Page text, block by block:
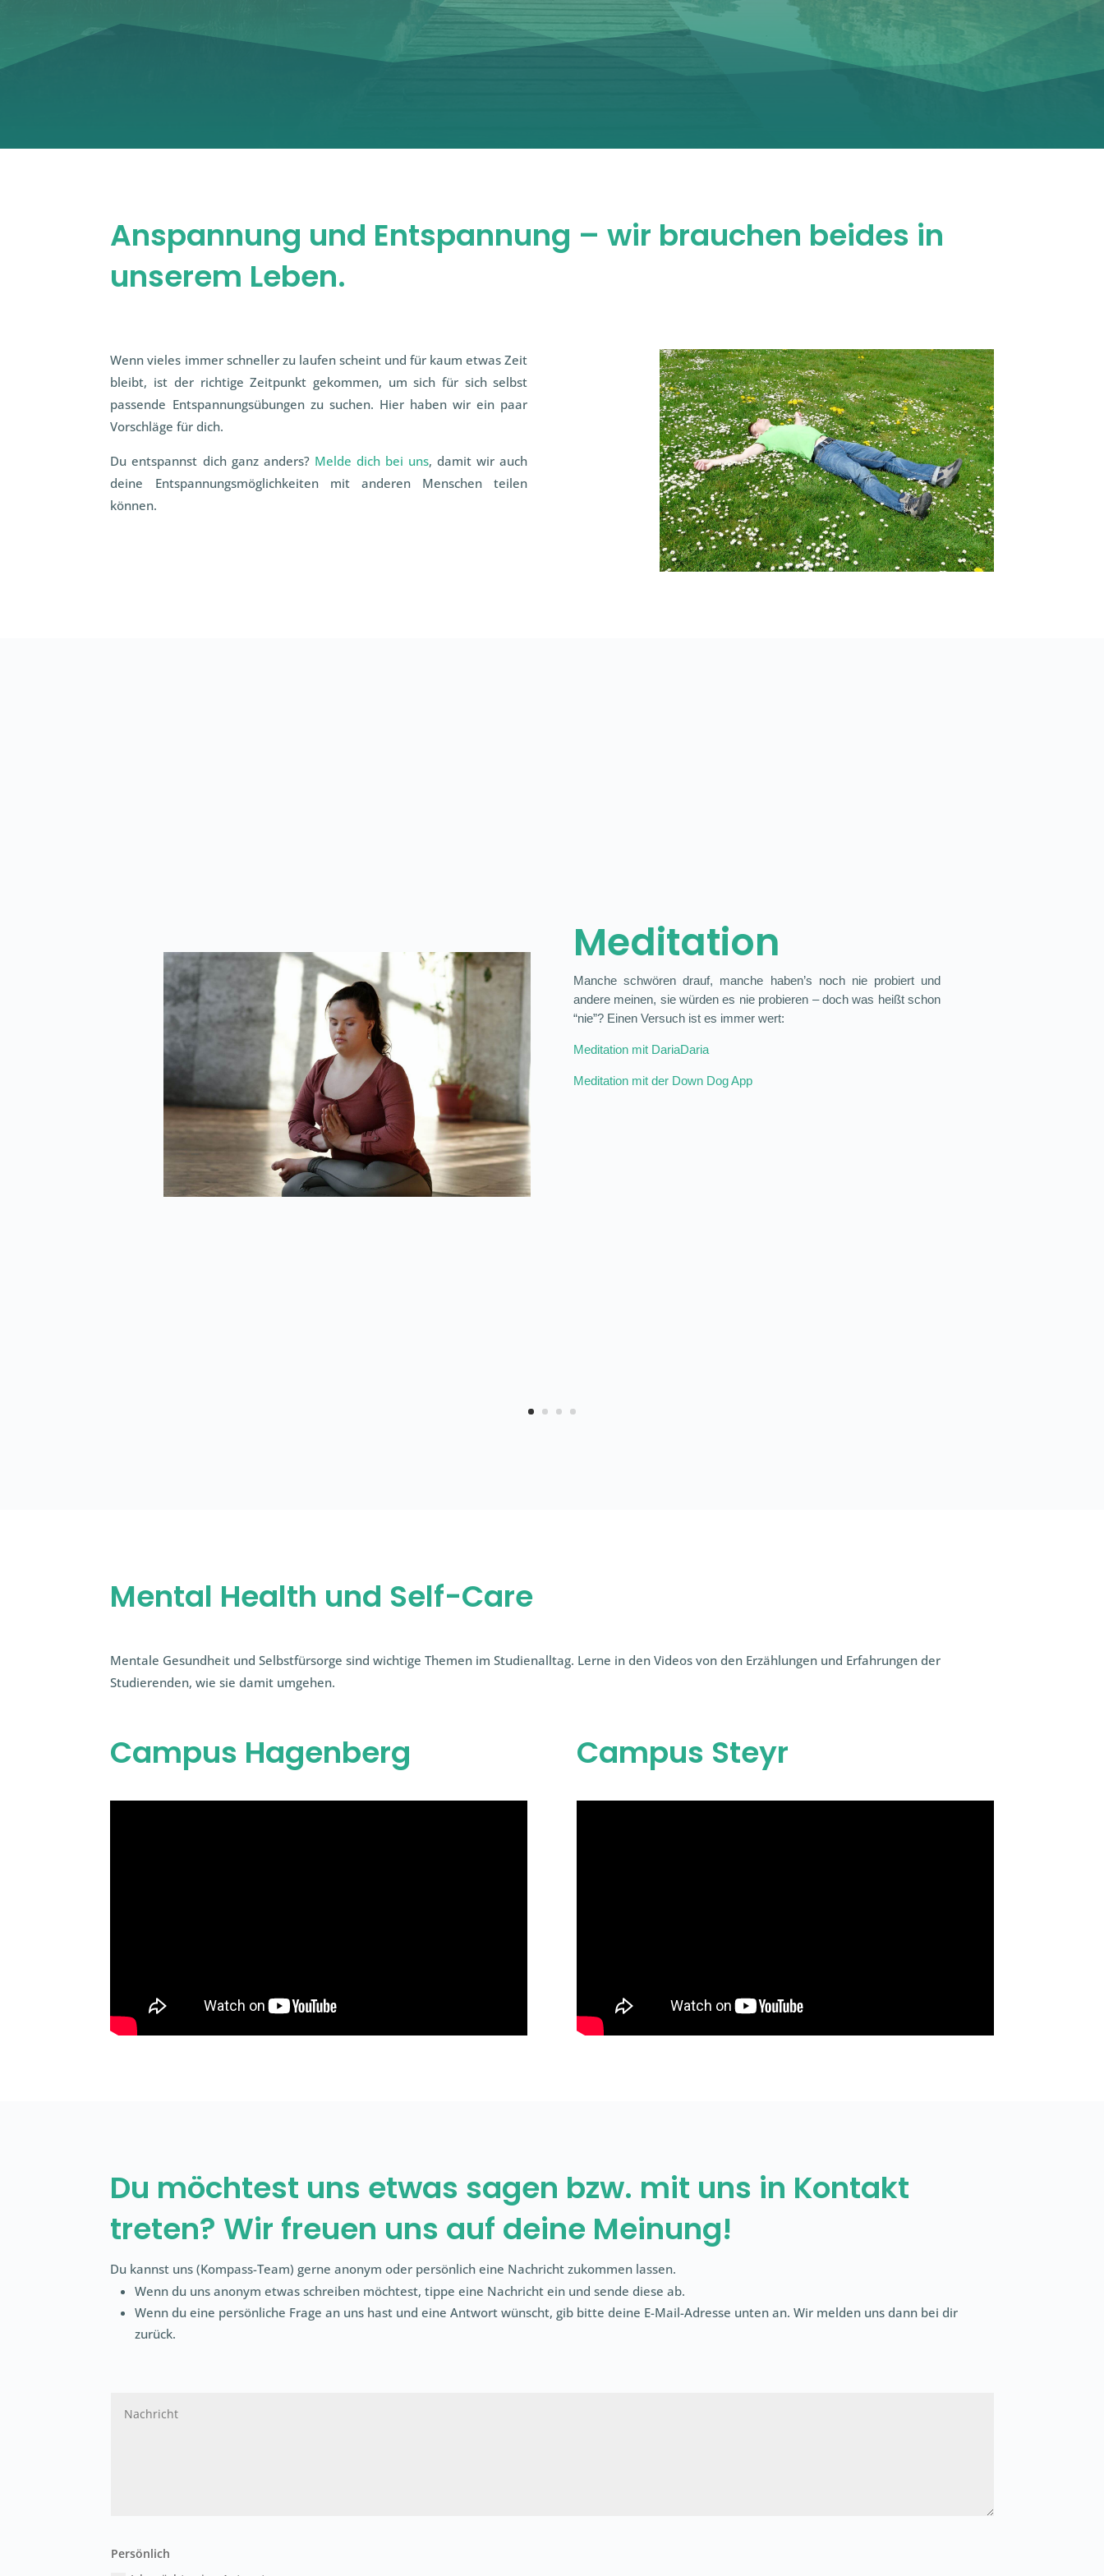
Anspannung und Entspannung – wir brauchen beides in
unserem Leben.
Wenn vieles immer schneller zu laufen scheint und für kaum etwas Zeit
bleibt, ist der richtige Zeitpunkt gekommen, um sich für sich selbst
passende Entspannungsübungen zu suchen. Hier haben wir ein paar
Vorschläge für dich.
Du entspannst dich ganz anders? Melde dich bei uns, damit wir auch
deine Entspannungsmöglichkeiten mit anderen Menschen teilen
können.
Meditation
Manche schwören drauf, manche haben’s noch nie probiert und
andere meinen, sie würden es nie probieren – doch was heißt schon
“nie”? Einen Versuch ist es immer wert:
Meditation mit DariaDaria
Meditation mit der Down Dog App
Mental Health und Self-Care
Mentale Gesundheit und Selbstfürsorge sind wichtige Themen im Studienalltag. Lerne in den Videos von den Erzählungen und Erfahrungen der
Studierenden, wie sie damit umgehen.
Campus Hagenberg Campus Steyr
Du möchtest uns etwas sagen bzw. mit uns in Kontakt
treten? Wir freuen uns auf deine Meinung!
Du kannst uns (Kompass-Team) gerne anonym oder persönlich eine Nachricht zukommen lassen.
Wenn du uns anonym etwas schreiben möchtest, tippe eine Nachricht ein und sende diese ab.
Wenn du eine persönliche Frage an uns hast und eine Antwort wünscht, gib bitte deine E-Mail-Adresse unten an. Wir melden uns dann bei dir
zurück.
Persönlich